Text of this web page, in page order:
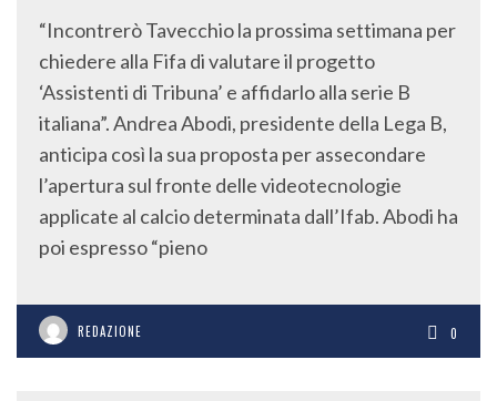
“Incontrerò Tavecchio la prossima settimana per
chiedere alla Fifa di valutare il progetto
‘Assistenti di Tribuna’ e affidarlo alla serie B
italiana”. Andrea Abodi, presidente della Lega B,
anticipa così la sua proposta per assecondare
l’apertura sul fronte delle videotecnologie
applicate al calcio determinata dall’Ifab. Abodi ha
poi espresso “pieno
REDAZIONE 0